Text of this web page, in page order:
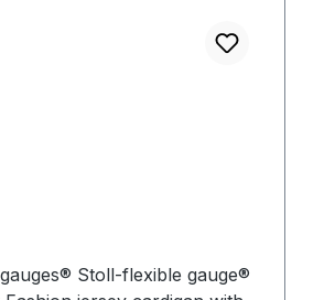
Stoll-flexible gauge®